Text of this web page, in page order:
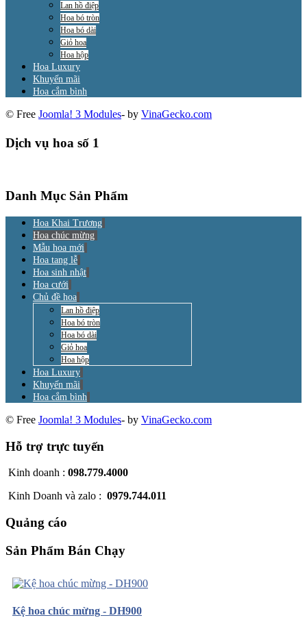
Lan hồ điệp
Hoa bó tròn
Hoa bó dài
Giỏ hoa
Hoa hộp
Hoa Luxury
Khuyến mãi
Hoa cắm bình
© Free Joomla! 3 Modules- by VinaGecko.com
Dịch vụ hoa số 1
Danh Mục Sản Phẩm
Hoa Khai Trương
Hoa chúc mừng
Mẫu hoa mới
Hoa tang lễ
Hoa sinh nhật
Hoa cưới
Chủ đề hoa
Lan hồ điệp
Hoa bó tròn
Hoa bó dài
Giỏ hoa
Hoa hộp
Hoa Luxury
Khuyến mãi
Hoa cắm bình
© Free Joomla! 3 Modules- by VinaGecko.com
Hỗ trợ trực tuyến
Kinh doanh : 098.779.4000
Kinh Doanh và zalo : 0979.744.011
Quảng cáo
Sản Phẩm Bán Chạy
Kệ hoa chúc mừng - DH900